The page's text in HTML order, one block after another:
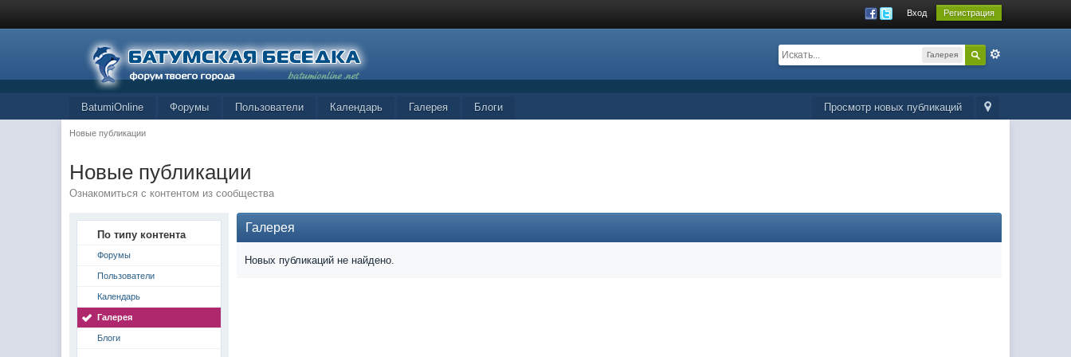
Вход Регистрация
Галерея
Просмотр новых публикаций
BatumiOnline Форумы Пользователи Календарь Галерея Блоги
Новые публикации
Новые публикации
Ознакомиться с контентом из сообщества
По типу контента
Форумы
Пользователи
Календарь
Галерея
Блоги
Галерея
Новых публикаций не найдено.